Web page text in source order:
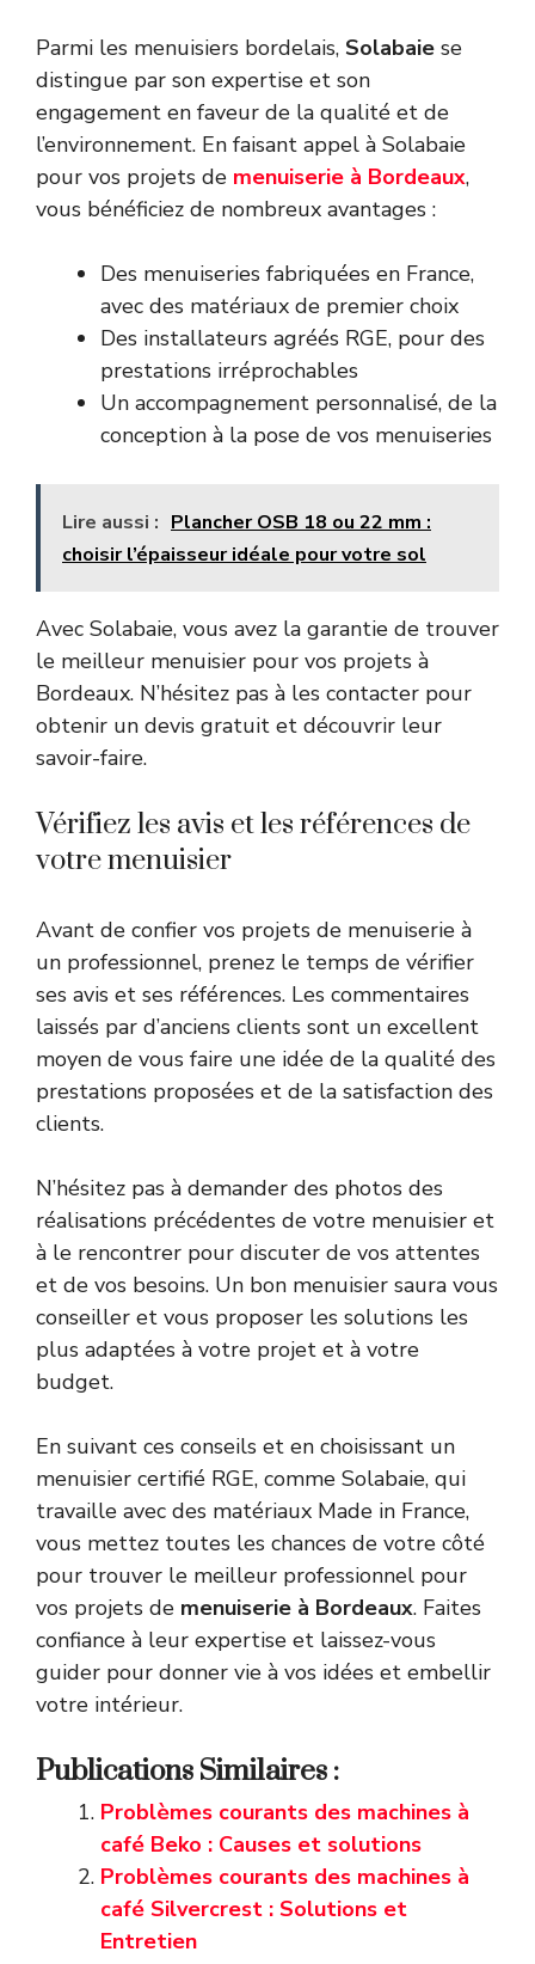
Parmi les menuisiers bordelais, Solabaie se
distingue par son expertise et son
engagement en faveur de la qualité et de
l’environnement. En faisant appel à Solabaie
pour vos projets de menuiserie à Bordeaux,
vous bénéficiez de nombreux avantages :
Des menuiseries fabriquées en France,
avec des matériaux de premier choix
Des installateurs agréés RGE, pour des
prestations irréprochables
Un accompagnement personnalisé, de la
conception à la pose de vos menuiseries
Lire aussi : Plancher OSB 18 ou 22 mm :
choisir l’épaisseur idéale pour votre sol
Avec Solabaie, vous avez la garantie de trouver
le meilleur menuisier pour vos projets à
Bordeaux. N’hésitez pas à les contacter pour
obtenir un devis gratuit et découvrir leur
savoir-faire.
Vérifiez les avis et les références de
votre menuisier
Avant de confier vos projets de menuiserie à
un professionnel, prenez le temps de vérifier
ses avis et ses références. Les commentaires
laissés par d’anciens clients sont un excellent
moyen de vous faire une idée de la qualité des
prestations proposées et de la satisfaction des
clients.
N’hésitez pas à demander des photos des
réalisations précédentes de votre menuisier et
à le rencontrer pour discuter de vos attentes
et de vos besoins. Un bon menuisier saura vous
conseiller et vous proposer les solutions les
plus adaptées à votre projet et à votre
budget.
En suivant ces conseils et en choisissant un
menuisier certifié RGE, comme Solabaie, qui
travaille avec des matériaux Made in France,
vous mettez toutes les chances de votre côté
pour trouver le meilleur professionnel pour
vos projets de menuiserie à Bordeaux. Faites
confiance à leur expertise et laissez-vous
guider pour donner vie à vos idées et embellir
votre intérieur.
Publications Similaires :
Problèmes courants des machines à
café Beko : Causes et solutions
Problèmes courants des machines à
café Silvercrest : Solutions et
Entretien